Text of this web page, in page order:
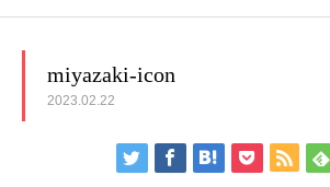
miyazaki-icon
2023.02.22